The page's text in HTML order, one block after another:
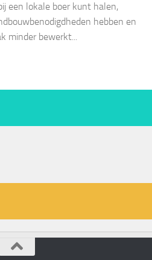
een lokale boer kunt halen,
hebben en
minder bewerkt...